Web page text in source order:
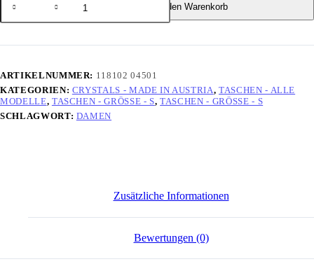
In den Warenkorb
ARTIKELNUMMER: 118102 04501
KATEGORIEN: CRYSTALS - MADE IN AUSTRIA,TASCHEN - ALLE
MODELLE, TASCHEN - GRÖSSE - S ,TASCHEN - GRÖSSE - S
SCHLAGWORT: DAMEN
Zusätzliche Informationen
Bewertungen (0)